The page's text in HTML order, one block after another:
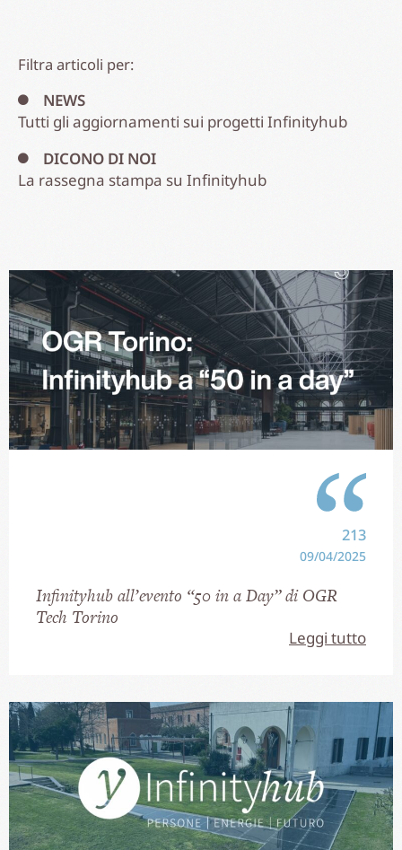
Filtra articoli per:
NEWS
Tutti gli aggiornamenti sui progetti Infinityhub
DICONO DI NOI
La rassegna stampa su Infinityhub
213
09/04/2025
Infinityhub all’evento “50 in a Day” di OGR
Tech Torino
Leggi tutto